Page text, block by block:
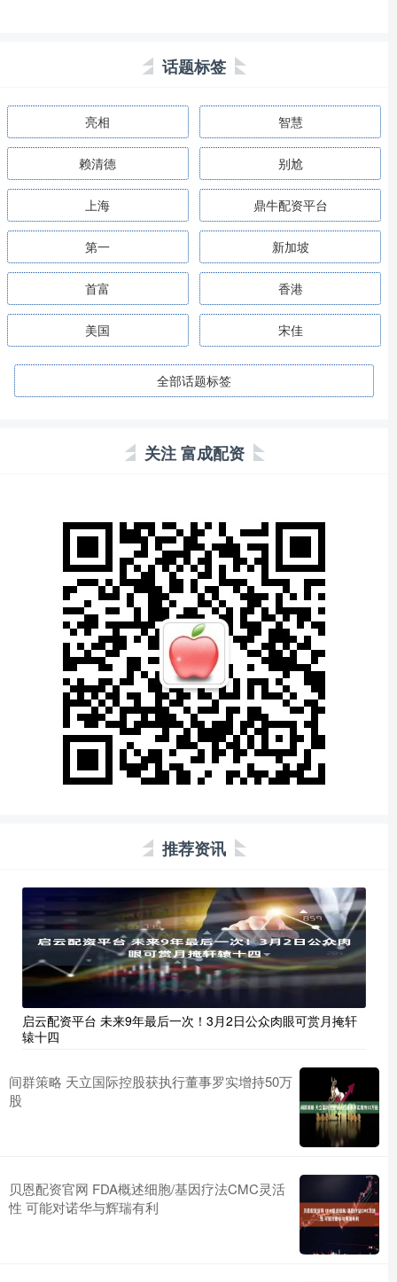
话题标签
亮相 智慧
赖清德 别尬
上海 鼎牛配资平台
第一 新加坡
首富 香港
美国 宋佳
全部话题标签
关注 富成配资
推荐资讯
启云配资平台 未来9年最后一次！3月2日公众肉眼可赏月掩轩
辕十四
间群策略 天立国际控股获执行董事罗实增持50万
股
贝恩配资官网 FDA概述细胞/基因疗法CMC灵活
性 可能对诺华与辉瑞有利